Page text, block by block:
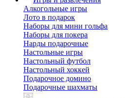
Алкогольные игры
Лото в подарок
Наборы для мини гольфа
Наборы для покера
Нарды подарочные
Настольные игры
Настольный футбол
Настольный хоккей
Подарочное домино
Подарочные шахматы